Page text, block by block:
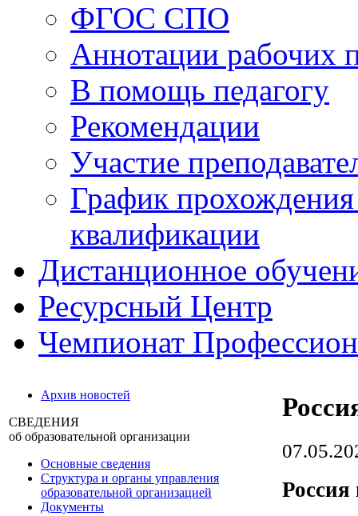
ФГОС СПО
Аннотации рабочих
В помощь педагогу
Рекомендации
Участие
График
квалификации
Дистанционное
Ресурсный Центр
Чемпионат
Архив новостей
СВЕДЕНИЯ
об образовательной организации
Основные сведения
Структура и органы управления
образовательной организацией
Документы
Россия